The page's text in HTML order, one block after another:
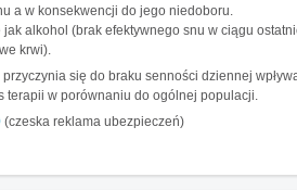
a w konsekwencji do jego niedoboru.
alkohol (brak efektywnego snu w ciągu
krwi).
się do braku senności dziennej
terapii w porównaniu do ogólnej populacji.
(czeska reklama ubezpieczeń)